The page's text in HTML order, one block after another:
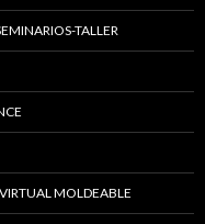
TALLER
MOLDEABLE